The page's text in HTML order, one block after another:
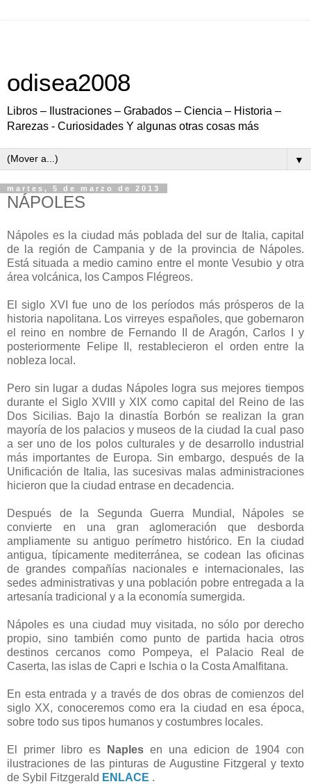
odisea2008
Libros – Ilustraciones – Grabados – Ciencia – Historia –
Rarezas - Curiosidades Y algunas otras cosas más
▼
martes, 5 de marzo de 2013
NÁPOLES
Nápoles es la ciudad más poblada del sur de Italia, capital
de la región de Campania y de la provincia de Nápoles.
Está situada a medio camino entre el monte Vesubio y otra
área volcánica, los Campos Flégreos.
El siglo XVI fue uno de los períodos más prósperos de la
historia napolitana. Los virreyes españoles, que gobernaron
el reino en nombre de Fernando II de Aragón, Carlos I y
posteriormente Felipe II, restablecieron el orden entre la
nobleza local.
Pero sin lugar a dudas Nápoles logra sus mejores tiempos
durante el Siglo XVIII y XIX como capital del Reino de las
Dos Sicilias. Bajo la dinastía Borbón se realizan la gran
mayoría de los palacios y museos de la ciudad la cual paso
a ser uno de los polos culturales y de desarrollo industrial
más importantes de Europa. Sin embargo, después de la
Unificación de Italia, las sucesivas malas administraciones
hicieron que la ciudad entrase en decadencia.
Después de la Segunda Guerra Mundial, Nápoles se
convierte en una gran aglomeración que desborda
ampliamente su antiguo perímetro histórico. En la ciudad
antigua, típicamente mediterránea, se codean las oficinas
de grandes compañías nacionales e internacionales, las
sedes administrativas y una población pobre entregada a la
artesanía tradicional y a la economía sumergida.
Nápoles es una ciudad muy visitada, no sólo por derecho
propio, sino también como punto de partida hacia otros
destinos cercanos como Pompeya, el Palacio Real de
Caserta, las islas de Capri e Ischia o la Costa Amalfitana.
En esta entrada y a través de dos obras de comienzos del
siglo XX, conoceremos como era la ciudad en esa época,
sobre todo sus tipos humanos y costumbres locales.
El primer libro es Naples en una edicion de 1904 con
ilustraciones de las pinturas de Augustine Fitzgeral y texto
de Sybil Fitzgerald ENLACE .